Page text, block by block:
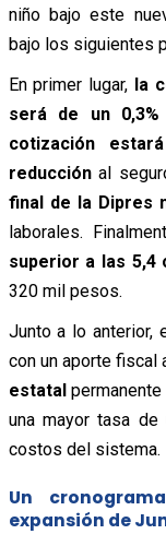
niño bajo este
bajo los siguientes
En primer lugar, la
será de un 0,3%
cotización
reducciónal
final de la Dipres
laborales.
superior a las 5,4
320 mil pesos.
Junto a lo anterior,
con un aporte fiscal
estatalpermanente
una mayor tasa
costos del sistema.
Un
expansión de